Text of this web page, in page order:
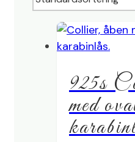
925s
med